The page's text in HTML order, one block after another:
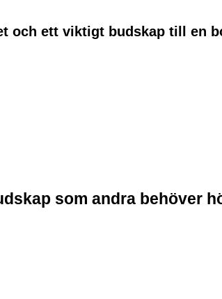
och ett viktigt budskap till en
som andra behöver